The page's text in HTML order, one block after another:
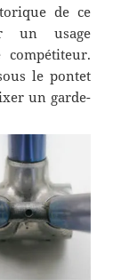
de ce
un usage
le pontet
un garde-